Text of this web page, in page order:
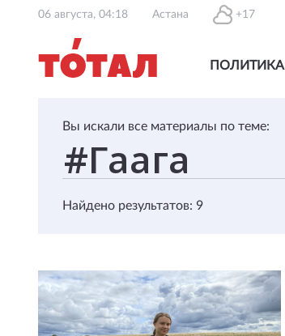
06 августа, 04:18 Астана +17
ПОЛИТИКА
Вы искали все материалы по теме:
Найдено результатов: 9